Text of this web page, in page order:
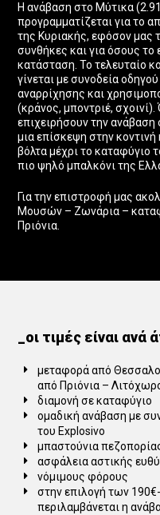
Η ανάβαση στο Μύτικα
προγραμματίζεται για το
της Κυριακής, εφόσον μας
συνθήκες και για όσους το
κατάσταση. Το τελευταίο
γίνεται με συνοδεία
αναρρίχησης και
(κράνος, μποντριέ,
επιχειρήσουν την
μια επίσκεψη στην
βόλτα μέχρι το
πιο ψηλό μπαλκόνι της
Για την επιστροφή μας
Μουσών – Ζωνάρια –
Πριόνια.
_οι τιμές είναι ανά
μεταφορά από
από Πριόνια –
διαμονή σε καταφύγιο
ομαδική ανάβαση με
του Explosivo
μπαστούνια
ασφάλεια αστικής
νόμιμους φόρους
στην επιλογή των
περιλαμβάνεται η